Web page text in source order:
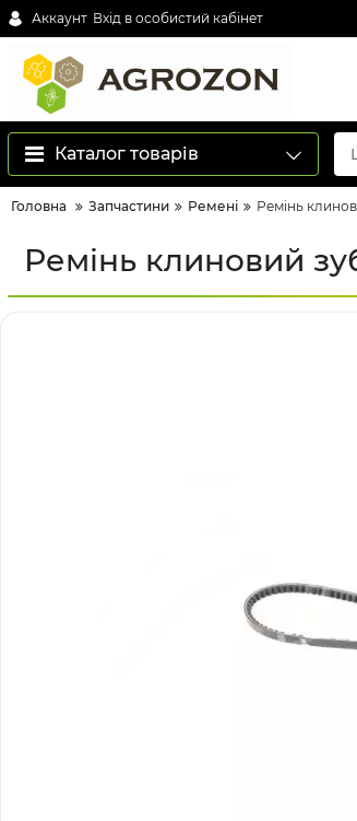
Аккаунт Вхід в особистий кабінет
Каталог товарів
Головна Запчастини Ремені Ремінь
Ремінь клиновий